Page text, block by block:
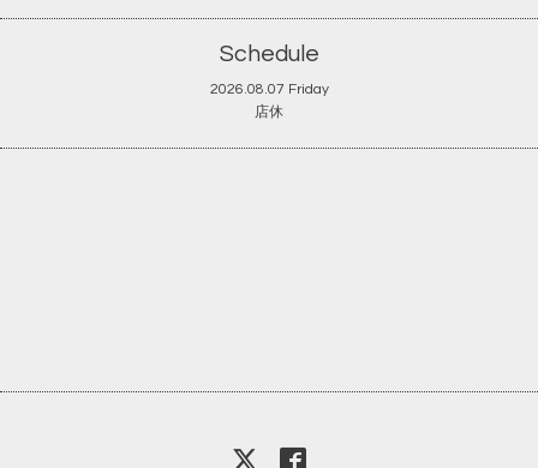
Schedule
2026.08.07 Friday
店休